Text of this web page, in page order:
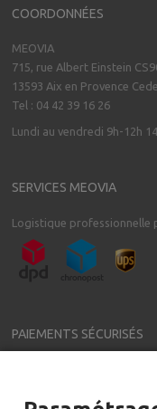
COORDONNÉES
MEOVIA
715, rue Albert Einstein
13593 Aix en Provence
Tel : 04 42 39 16 26
Lundi au vendredi 9h-12h
SERVICES MEOVIA
Logistique professionnelle
PAIEMENTS SÉCURISÉS